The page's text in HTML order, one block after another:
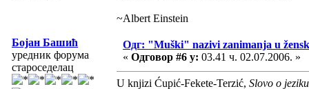
~Albert Einstein
Бојан Башић
уредник форума
староседелац
Одг: "Muški" nazivi zanimanja u
« Одговор #6 у: 03.41 ч. 02.07.2006. »
U knjizi Ćupić-Fekete-Terzić, Slovo o jeziku